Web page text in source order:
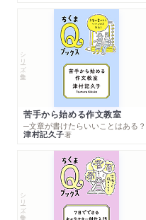
シリーズ・全集
苦手から始める作文教室
─文章が書けたらいいことはある？
津村記久子著
シリーズ・全集